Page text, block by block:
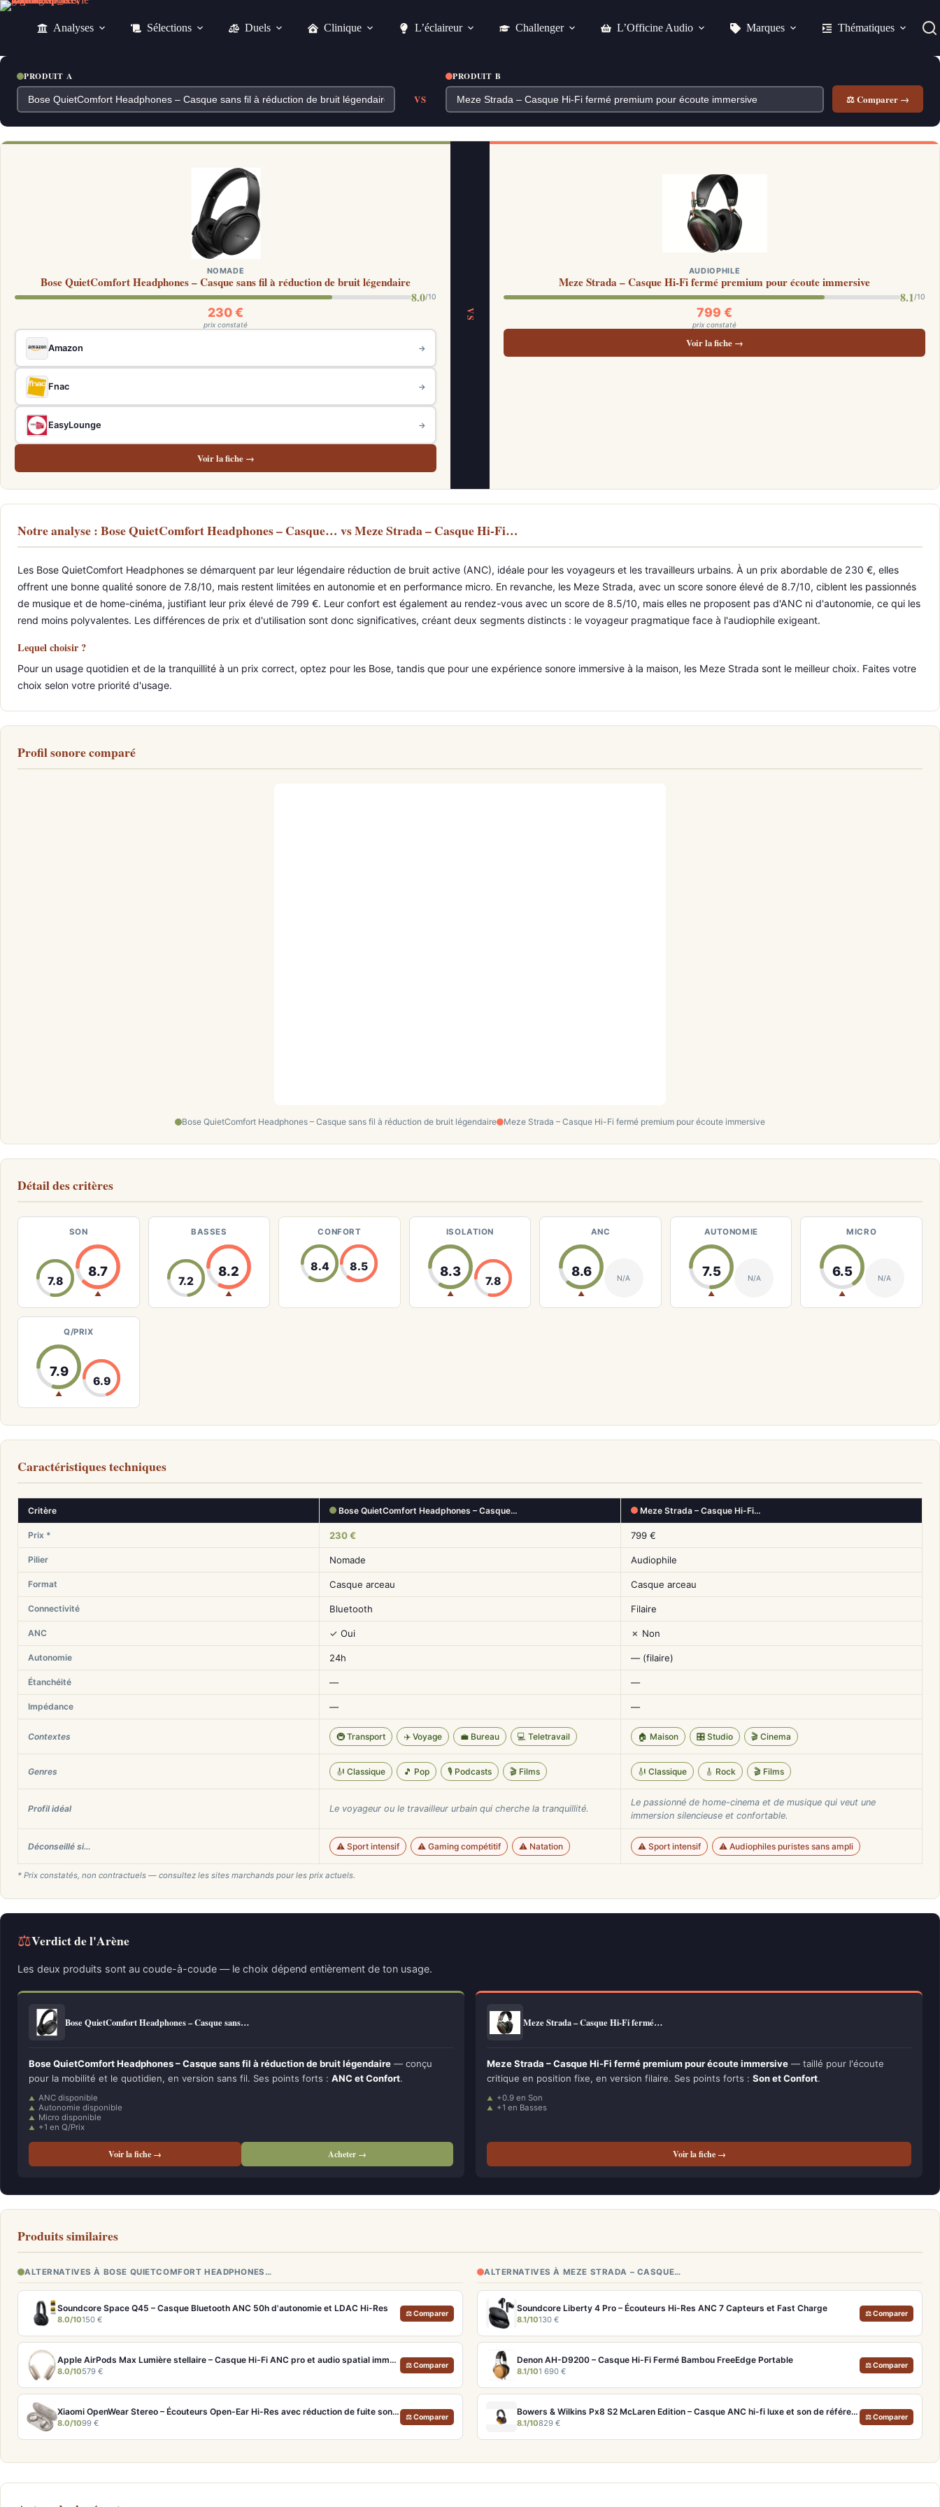
Passer
Analyses Sélections Duels Clinique L’éclaireur Challenger L’Officine Audio Marques Thématiques
PRODUIT A
VS
PRODUIT B
⚖ Comparer →
NOMADE
Bose QuietComfort Headphones – Casque sans fil à réduction de bruit légendaire
8.0/10
230 €
prix constaté
Amazon →
Fnac →
EasyLounge →
Voir la fiche →
VS
AUDIOPHILE
Meze Strada – Casque Hi-Fi fermé premium pour écoute immersive
8.1/10
799 €
prix constaté
Voir la fiche →
Notre analyse : Bose QuietComfort Headphones – Casque… vs Meze Strada – Casque Hi-Fi…
Les Bose QuietComfort Headphones se démarquent par leur légendaire réduction de bruit active (ANC), idéale pour les voyageurs et les travailleurs urbains. À un prix abordable de 230 €, elles
offrent une bonne qualité sonore de 7.8/10, mais restent limitées en autonomie et en performance micro. En revanche, les Meze Strada, avec un score sonore élevé de 8.7/10, ciblent les passionnés
de musique et de home-cinéma, justifiant leur prix élevé de 799 €. Leur confort est également au rendez-vous avec un score de 8.5/10, mais elles ne proposent pas d'ANC ni d'autonomie, ce qui les
rend moins polyvalentes. Les différences de prix et d'utilisation sont donc significatives, créant deux segments distincts : le voyageur pragmatique face à l'audiophile exigeant.
Lequel choisir ?
Pour un usage quotidien et de la tranquillité à un prix correct, optez pour les Bose, tandis que pour une expérience sonore immersive à la maison, les Meze Strada sont le meilleur choix. Faites votre
choix selon votre priorité d'usage.
Profil sonore comparé
Bose QuietComfort Headphones – Casque sans fil à réduction de bruit légendaire Meze Strada – Casque Hi-Fi fermé premium pour écoute immersive
Détail des critères
SON
7.8
8.7
▲
BASSES
7.2
8.2
▲
CONFORT
8.4 8.5
ISOLATION
8.3
▲
7.8
ANC
8.6
▲
N/A
AUTONOMIE
7.5
▲
N/A
MICRO
6.5
▲
N/A
Q/PRIX
7.9
▲
6.9
Caractéristiques techniques
Critère Bose QuietComfort Headphones – Casque… Meze Strada – Casque Hi-Fi…
Prix * 230 € 799 €
Pilier Nomade Audiophile
Format Casque arceau Casque arceau
Connectivité Bluetooth Filaire
ANC ✓ Oui ✗ Non
Autonomie 24h — (filaire)
Étanchéité — —
Impédance — —
Contextes 🚇 Transport ✈️ Voyage 💼 Bureau 💻 Teletravail 🏠 Maison 🎛️ Studio 🎬 Cinema
Genres 🎻 Classique 🎵 Pop 🎙️ Podcasts 🎬 Films 🎻 Classique 🎸 Rock 🎬 Films
Profil idéal Le voyageur ou le travailleur urbain qui cherche la tranquillité.
Le passionné de home-cinema et de musique qui veut une
immersion silencieuse et confortable.
Déconseillé si… ⚠️ Sport intensif ⚠️ Gaming compétitif ⚠️ Natation ⚠️ Sport intensif ⚠️ Audiophiles puristes sans ampli
* Prix constatés, non contractuels — consultez les sites marchands pour les prix actuels.
⚖Verdict de l'Arène
Les deux produits sont au coude-à-coude — le choix dépend entièrement de ton usage.
Bose QuietComfort Headphones – Casque sans…
Bose QuietComfort Headphones – Casque sans fil à réduction de bruit légendaire — conçu
pour la mobilité et le quotidien, en version sans fil. Ses points forts : ANC et Confort.
ANC disponible
Autonomie disponible
Micro disponible
+1 en Q/Prix
Voir la fiche → Acheter →
Meze Strada – Casque Hi-Fi fermé…
Meze Strada – Casque Hi-Fi fermé premium pour écoute immersive — taillé pour l'écoute
critique en position fixe, en version filaire. Ses points forts : Son et Confort.
+0.9 en Son
+1 en Basses
Voir la fiche →
Produits similaires
ALTERNATIVES À BOSE QUIETCOMFORT HEADPHONES…
Soundcore Space Q45 – Casque Bluetooth ANC 50h d'autonomie et LDAC Hi-Res
8.0/10150 €
⚖ Comparer
Apple AirPods Max Lumière stellaire – Casque Hi-Fi ANC pro et audio spatial immersif
8.0/10579 €
⚖ Comparer
Xiaomi OpenWear Stereo – Écouteurs Open-Ear Hi-Res avec réduction de fuite sonore
8.0/1099 €
⚖ Comparer
ALTERNATIVES À MEZE STRADA – CASQUE…
Soundcore Liberty 4 Pro – Écouteurs Hi-Res ANC 7 Capteurs et Fast Charge
8.1/10130 €
⚖ Comparer
Denon AH-D9200 – Casque Hi-Fi Fermé Bambou FreeEdge Portable
8.1/101 690 €
⚖ Comparer
Bowers & Wilkins Px8 S2 McLaren Edition – Casque ANC hi-fi luxe et son de référence
8.1/10829 €
⚖ Comparer